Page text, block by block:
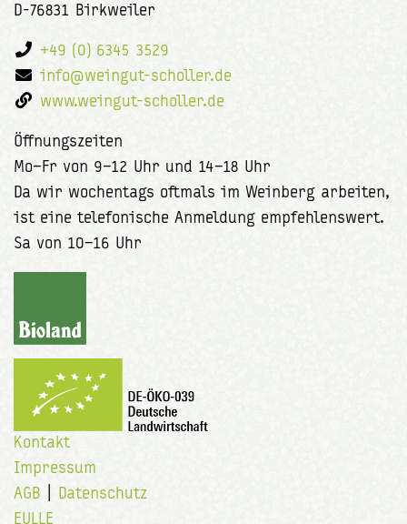
D-76831 Birkweiler
+49 (0) 6345 3529
info@weingut-scholler.de
www.weingut-scholler.de
Öffnungszeiten
Mo–Fr von 9–12 Uhr und 14–18 Uhr
Da wir wochentags oftmals im Weinberg arbeiten,
ist eine telefonische Anmeldung empfehlenswert.
Sa von 10–16 Uhr
Kontakt
Impressum
AGB
Datenschutz
EULLE